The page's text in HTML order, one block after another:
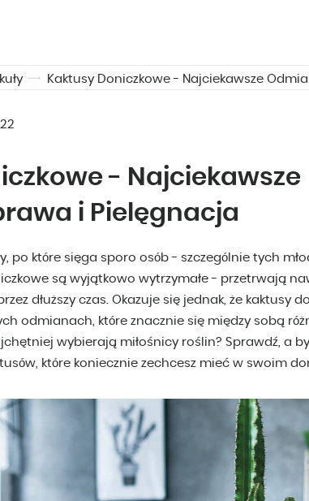
Kaktusy Doniczkowe - Najciekawsze
- Najciekawsze
i Pielęgnacja
po które sięga sporo osób - szczególnie tych
są wyjątkowo wytrzymałe - przetrwają
dłuższy czas. Okazuje się jednak, że kaktusy
odmianach, które znacznie się między sobą
wybierają miłośnicy roślin? Sprawdź, a
które koniecznie zechcesz mieć w swoim